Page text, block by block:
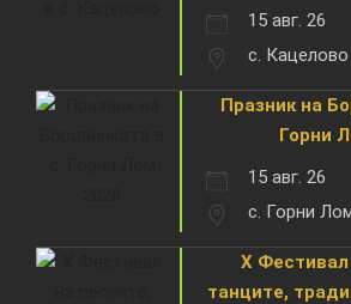
15 авг. 26
с. Кацелово
Празник на
Горни
15 авг. 26
с. Горни
X
танците,